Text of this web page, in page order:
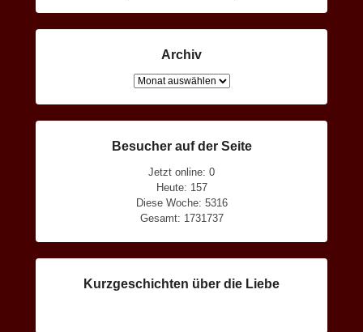
Archiv
Archiv
Besucher auf der Seite
Jetzt online: 0
Heute: 157
Diese Woche: 5316
Gesamt: 1731737
Kurzgeschichten über die Liebe